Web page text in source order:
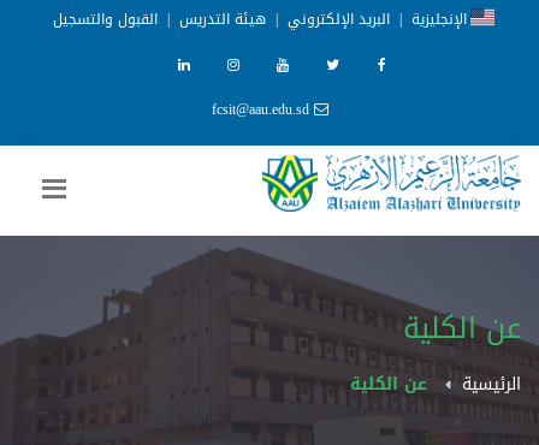
الإنجليزية | البريد الإلكتروني | هيئة التدريس | القبول والتسجيل
fcsit@aau.edu.sd
عن الكلية
الرئيسية عن الكلية